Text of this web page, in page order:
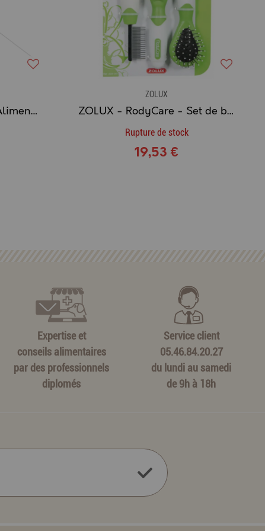
ZOLUX - NUTRIMEAL Aliment Canari
ZOLUX
ZOLUX - RodyCare - Set de brosses
Rupture de stock
19,53 €
Expertise et
conseils alimentaires
par des professionnels
diplomés
Service client
05.46.84.20.27
du lundi au samedi
de 9h à 18h